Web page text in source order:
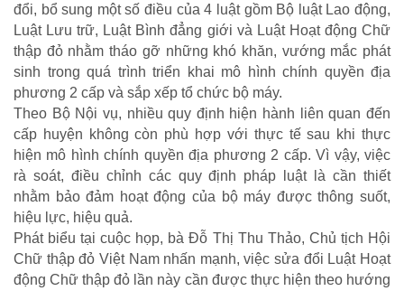
CHÍNH SÁCH AN SINH
Giảm nghèo bền vững
Xây dựng Nông thôn mới
Bảo hiểm xã hội - Bảo hiểm y tế
Y tế và sức khỏe
đổi, bổ sung một số điều của 4 luật gồm Bộ luật Lao động,
Luật Lưu trữ, Luật Bình đẳng giới và Luật Hoạt động Chữ
thập đỏ nhằm tháo gỡ những khó khăn, vướng mắc phát
sinh trong quá trình triển khai mô hình chính quyền địa
phương 2 cấp và sắp xếp tổ chức bộ máy.
Theo Bộ Nội vụ, nhiều quy định hiện hành liên quan đến
cấp huyện không còn phù hợp với thực tế sau khi thực
hiện mô hình chính quyền địa phương 2 cấp. Vì vậy, việc
rà soát, điều chỉnh các quy định pháp luật là cần thiết
nhằm bảo đảm hoạt động của bộ máy được thông suốt,
hiệu lực, hiệu quả.
Phát biểu tại cuộc họp, bà Đỗ Thị Thu Thảo, Chủ tịch Hội
Chữ thập đỏ Việt Nam nhấn mạnh, việc sửa đổi Luật Hoạt
động Chữ thập đỏ lần này cần được thực hiện theo hướng